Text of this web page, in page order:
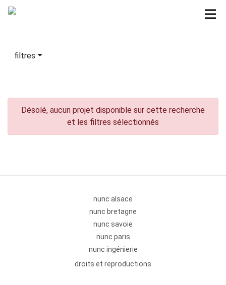
filtres
Désolé, aucun projet disponible sur cette recherche
et les filtres sélectionnés
nunc alsace
nunc bretagne
nunc savoie
nunc paris
nunc ingénierie
droits et reproductions